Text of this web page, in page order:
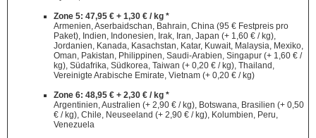
Zone 5: 47,95 € + 1,30 € / kg *
Armenien, Aserbaidschan, Bahrain, China (95 € Festpreis pro
Paket), Indien, Indonesien, Irak, Iran, Japan (+ 1,60 € / kg),
Jordanien, Kanada, Kasachstan, Katar, Kuwait, Malaysia, Mexiko,
Oman, Pakistan, Philippinen, Saudi-Arabien, Singapur (+ 1,60 € /
kg), Südafrika, Südkorea, Taiwan (+ 0,20 € / kg), Thailand,
Vereinigte Arabische Emirate, Vietnam (+ 0,20 € / kg)
Zone 6: 48,95 € + 2,30 € / kg *
Argentinien, Australien (+ 2,90 € / kg), Botswana, Brasilien (+ 0,50
€ / kg), Chile, Neuseeland (+ 2,90 € / kg), Kolumbien, Peru,
Venezuela